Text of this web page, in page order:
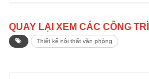
QUAY LẠI XEM CÁC CÔNG
Thiết kế nội thất văn phòng